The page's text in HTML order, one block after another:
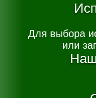
Для выбора
или